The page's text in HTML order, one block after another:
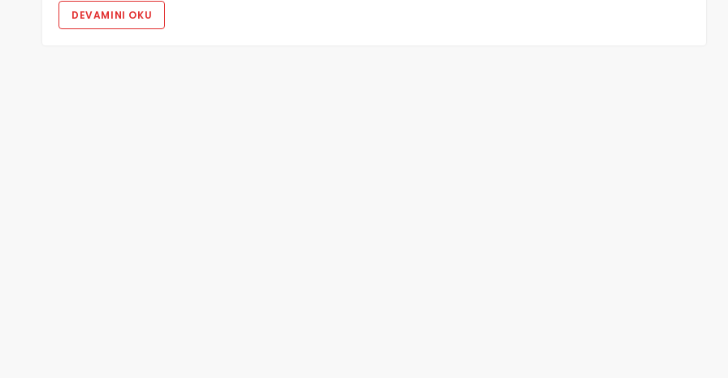
DEVAMINI OKU